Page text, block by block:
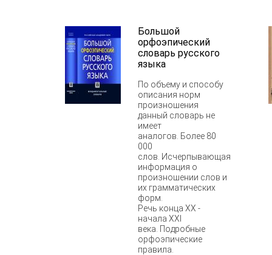
Большой
орфоэпический
словарь русского
языка
По объему и способу
описания норм
произношения
данный словарь не
имеет
аналогов. Более 80
000
слов. Исчерпывающая
информация о
произношении слов и
их грамматических
форм.
Речь конца ХХ -
начала ХХI
века. Подробные
орфоэпические
правила.